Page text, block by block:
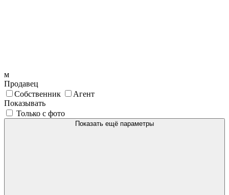
м
Продавец
Собственник
Агент
Показывать
Только с фото
Показать ещё параметры